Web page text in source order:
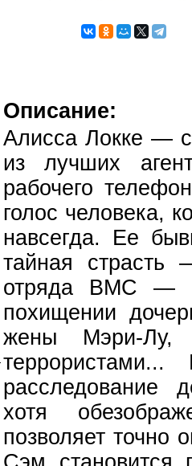
Описание:
Алисса Локке —
из лучших
рабочего
голос человека,
навсегда. Ее
тайная страсть
отряда ВМС —
похищении
жены Мэри-Лу,
расследование
хотя
позволяет точно